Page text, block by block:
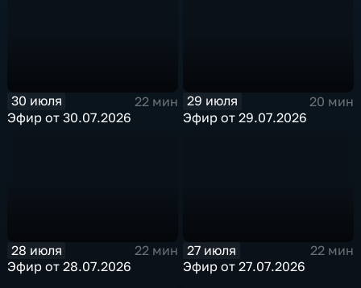
30 июля
22 мин
Эфир от 30.07.2026
29 июля
20 мин
Эфир от 29.07.2026
28 июля
22 мин
Эфир от 28.07.2026
27 июля
22 мин
Эфир от 27.07.2026